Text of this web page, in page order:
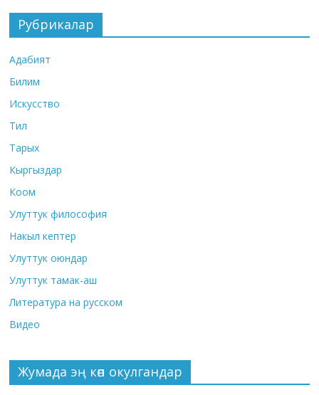
Рубрикалар
Адабият
Билим
Искусство
Тил
Тарых
Кыргыздар
Коом
Улуттук философия
Накыл кептер
Улуттук оюндар
Улуттук тамак-аш
Литература на русском
Видео
Жумада эң көп окулгандар